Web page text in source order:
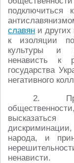
славян и
к изоляции
культуры и
ненависть к
государства
негативного
2.
народа, и
ненависти.